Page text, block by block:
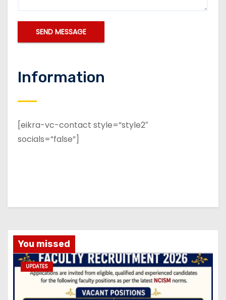
Information
[eikra-vc-contact style=”style2″
socials=”false”]
You missed
UPDATES